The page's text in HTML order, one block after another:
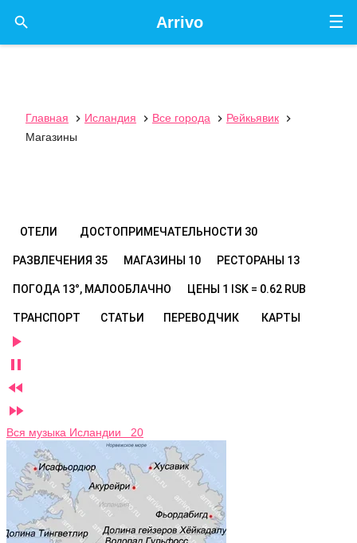
☰
Arrivo

Главная  Исландия  Все города  Рейкьявик

Магазины
ОТЕЛИ ДОСТОПРИМЕЧАТЕЛЬНОСТИ 30
РАЗВЛЕЧЕНИЯ 35 МАГАЗИНЫ 10 РЕСТОРАНЫ 13
ПОГОДА 13°, МАЛООБЛАЧНО ЦЕНЫ 1 ISK = 0.62 RUB
ТРАНСПОРТ СТАТЬИ ПЕРЕВОДЧИК КАРТЫ




Вся музыка Исландии 20